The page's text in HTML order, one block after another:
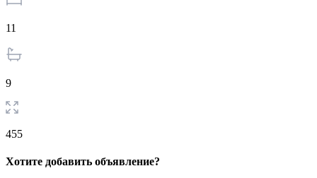
11
9
455
Хотите добавить объявление?